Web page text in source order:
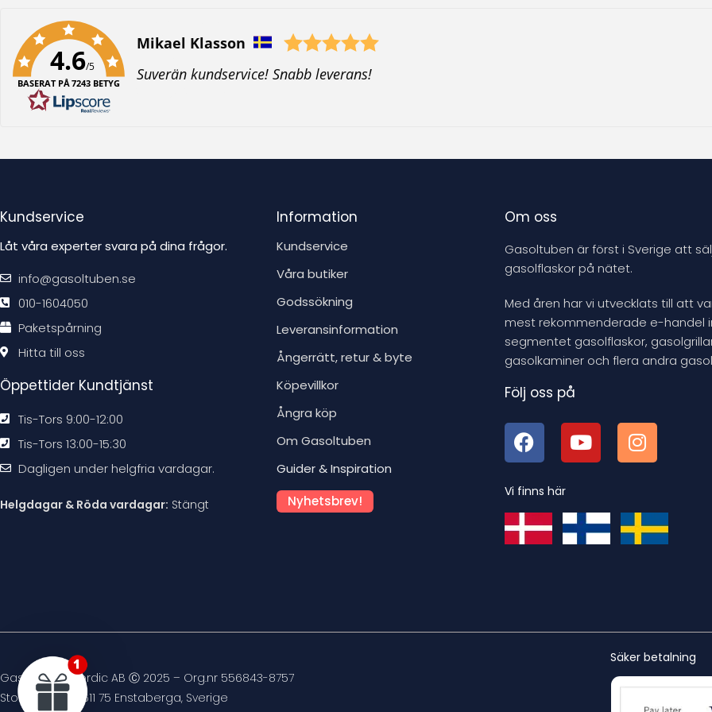
4.6/5
BASERAT PÅ 7243 BETYG
Författare:
Mikael Klasson
T
Suverän kundservice! Snabb leverans!
Kundservice
Låt våra experter svara på dina frågor.
info@gasoltuben.se
010-1604050
Paketspårning
Hitta till oss
Öppettider Kundtjänst
Tis-Tors 9:00-12:00
Tis-Tors 13:00-15:30
Dagligen under helgfria vardagar.
Helgdagar & Röda vardagar: Stängt
Information
Kundservice
Våra butiker
Godssökning
Leveransinformation
Ångerrätt, retur & byte
Köpevillkor
Ångra köp
Om Gasoltuben
Guider & Inspiration
Nyhetsbrev!
Om oss
Gasoltuben är först i Sverige att
gasolflaskor på nätet.
Med åren har vi utvecklats till att
mest rekommenderade e-handel
segmentet gasolflaskor,
gasolkaminer och flera andra
Följ oss på
Vi finns här
Gasoltuben Nordic AB Ⓒ 2025 – Org.nr 556843-8757
Stockvägen 4, 611 75 Enstaberga, Sverige
Säker betalning